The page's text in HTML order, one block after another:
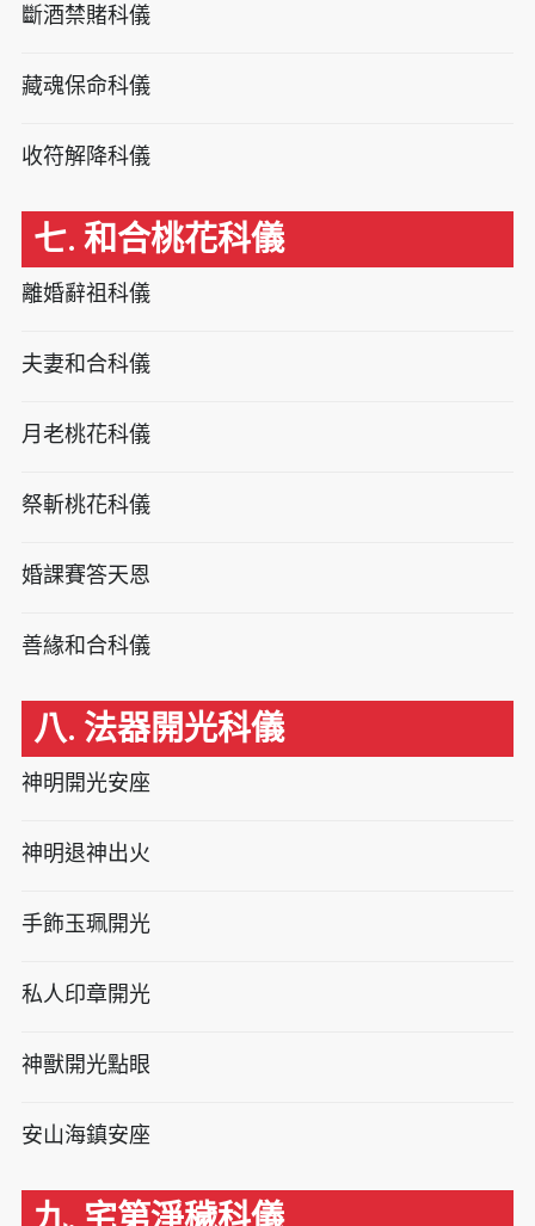
斷酒禁賭科儀
藏魂保命科儀
收符解降科儀
七. 和合桃花科儀
離婚辭祖科儀
夫妻和合科儀
月老桃花科儀
祭斬桃花科儀
婚課賽答天恩
善緣和合科儀
八. 法器開光科儀
神明開光安座
神明退神出火
手飾玉珮開光
私人印章開光
神獸開光點眼
安山海鎮安座